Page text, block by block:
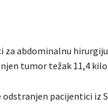
za abdominalnu
tumor težak 11,4
odstranjen pacijentici iz